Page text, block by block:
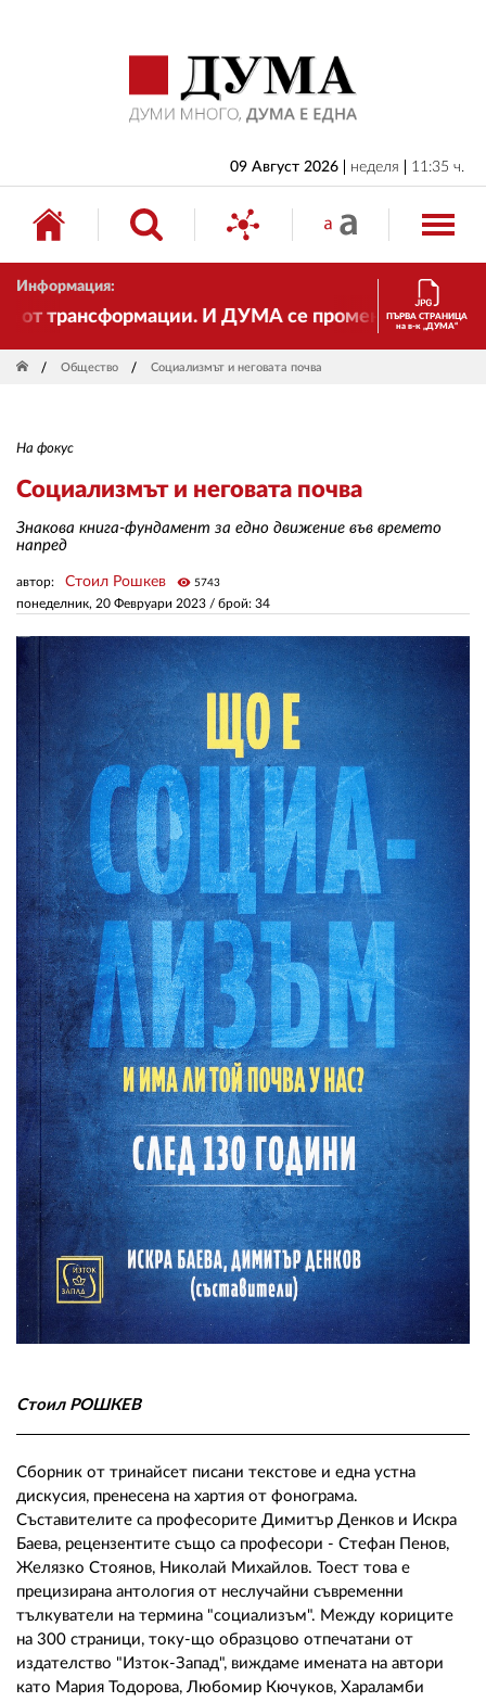
09 Август 2026 неделя 11:35 ч.
Информация:
И ДУМА се променя и ставаПЪРВА СТРАНИЦА
на в-к „ДУМА“
Общество Социализмът и неговата почва
На фокус
Социализмът и неговата почва
Знакова книга-фундамент за едно движение във времето
напред
понеделник, 20 Февруари 2023 / брой: 34
автор: Стоил Рошкев visibility 5743
Стоил РОШКЕВ
Сборник от тринайсет писани текстове и една устна
дискусия, пренесена на хартия от фонограма.
Съставителите са професорите Димитър Денков и Искра
Баева, рецензентите също са професори - Стефан Пенов,
Желязко Стоянов, Николай Михайлов. Тоест това е
прецизирана антология от неслучайни съвременни
тълкуватели на термина "социализъм". Между кориците
на 300 страници, току-що образцово отпечатани от
издателство "Изток-Запад", виждаме имената на автори
като Мария Тодорова, Любомир Кючуков, Хараламби
БЪЛГАРИЯ
ИКОНОМИКА
ИЗБОРИ
СВЯТ
АВТОРИ
КОНТАКТИ
РЕКЛАМА
АБОНАМЕНТ
УСЛОВИЯ ЗА ПОЛЗВАНЕ
ПОЛИТИКА ЗА БИСКВИТКИТЕ
ПОЛИТИКАТА ЗА
ПОВЕРИТЕЛНОСТ
02 975 20 35